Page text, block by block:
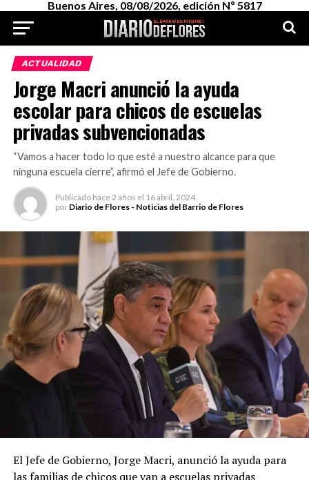
Buenos Aires, 08/08/2026, edición Nº 5817
ACTUALIDAD
Jorge Macri anunció la ayuda
escolar para chicos de escuelas
privadas subvencionadas
“Vamos a hacer todo lo que esté a nuestro alcance para que
ninguna escuela cierre”, afirmó el Jefe de Gobierno.
Publicado hace 2 años el 16 abril, 2024
por Diario de Flores - Noticias del Barrio de Flores
El Jefe de Gobierno, Jorge Macri, anunció la ayuda para
las familias de chicos que van a escuelas privadas